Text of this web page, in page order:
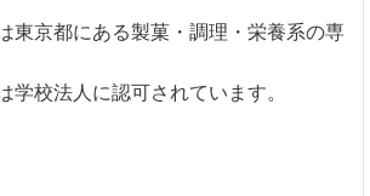
東京都にある製菓・調理・栄養系の専
学校法人に認可されています。